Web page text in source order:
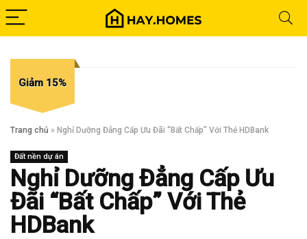
Giảm 15%
Trang chủ » Nghỉ Dưỡng Đẳng Cấp Ưu Đãi “Bất Chấp” Với Thẻ HDBank
Đất nền dự án
Nghỉ Dưỡng Đẳng Cấp Ưu
Đãi “Bất Chấp” Với Thẻ
HDBank